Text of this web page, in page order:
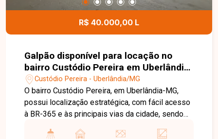
R$ 40.000,00 L
Galpão disponível para locação no
bairro Custódio Pereira em Uberlândia-
MGCustódio Pereira - Uberlândia/MG
O bairro Custódio Pereira, em Uberlândia-MG,
possui localização estratégica, com fácil acesso
à BR-365 e às principais vias da cidade, sendo
necessitam de logística eficiente, mobilidade e